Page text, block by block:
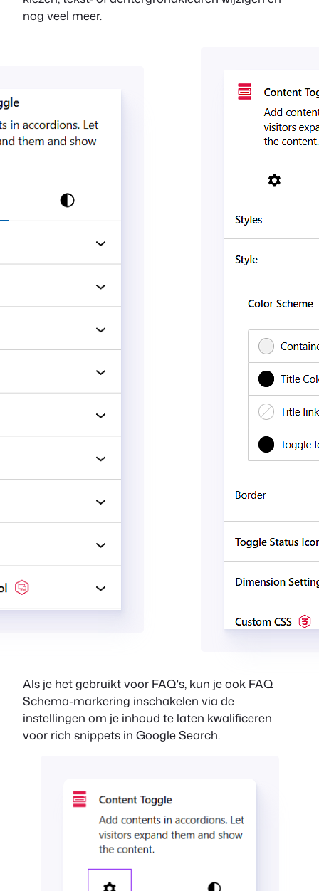
nog veel meer.
Als je het gebruikt voor FAQ's, kun je ook FAQ
Schema-markering inschakelen via de
instellingen om je inhoud te laten kwalificeren
voor rich snippets in Google Search.